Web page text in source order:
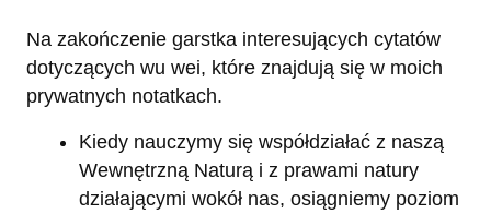
Na zakończenie garstka interesujących cytatów
dotyczących wu wei, które znajdują się w moich
prywatnych notatkach.
Kiedy nauczymy się współdziałać z naszą
Wewnętrzną Naturą i z prawami natury
działającymi wokół nas, osiągniemy poziom